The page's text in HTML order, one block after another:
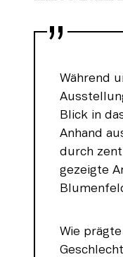
Während
Blick in
Anhand
durch
gezeigte
Wie